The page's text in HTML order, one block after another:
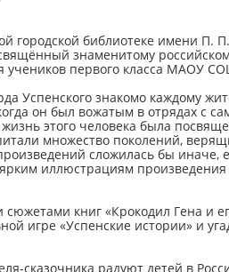
городской библиотеке имени П.
знаменитому
учеников первого класса МАОУ
Успенского знакомо каждому
он был вожатым в отрядах с
этого человека была
множество поколений,
сложилась бы
иллюстрациям
книг «Крокодил Гена и
игре «Успенские истории» и
сказочника радуют детей в